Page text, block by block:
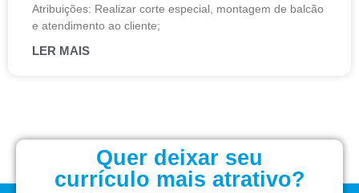
Atribuições: Realizar corte especial, montagem de balcão
e atendimento ao cliente;
LER MAIS
Quer deixar seu
currículo mais atrativo?